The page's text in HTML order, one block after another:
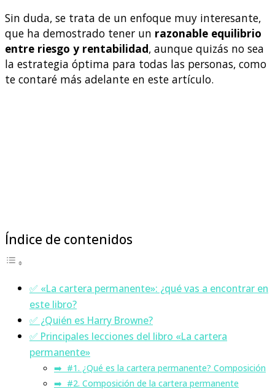
Sin duda, se trata de un enfoque muy interesante,
que ha demostrado tener un razonable equilibrio
entre riesgo y rentabilidad, aunque quizás no sea
la estrategia óptima para todas las personas, como
te contaré más adelante en este artículo.
Índice de contenidos
✅ «La cartera permanente»: ¿qué vas a encontrar en
este libro?
✅ ¿Quién es Harry Browne?
✅ Principales lecciones del libro «La cartera
permanente»
➡️ #1. ¿Qué es la cartera permanente? Composición
➡️ #2. Composición de la cartera permanente